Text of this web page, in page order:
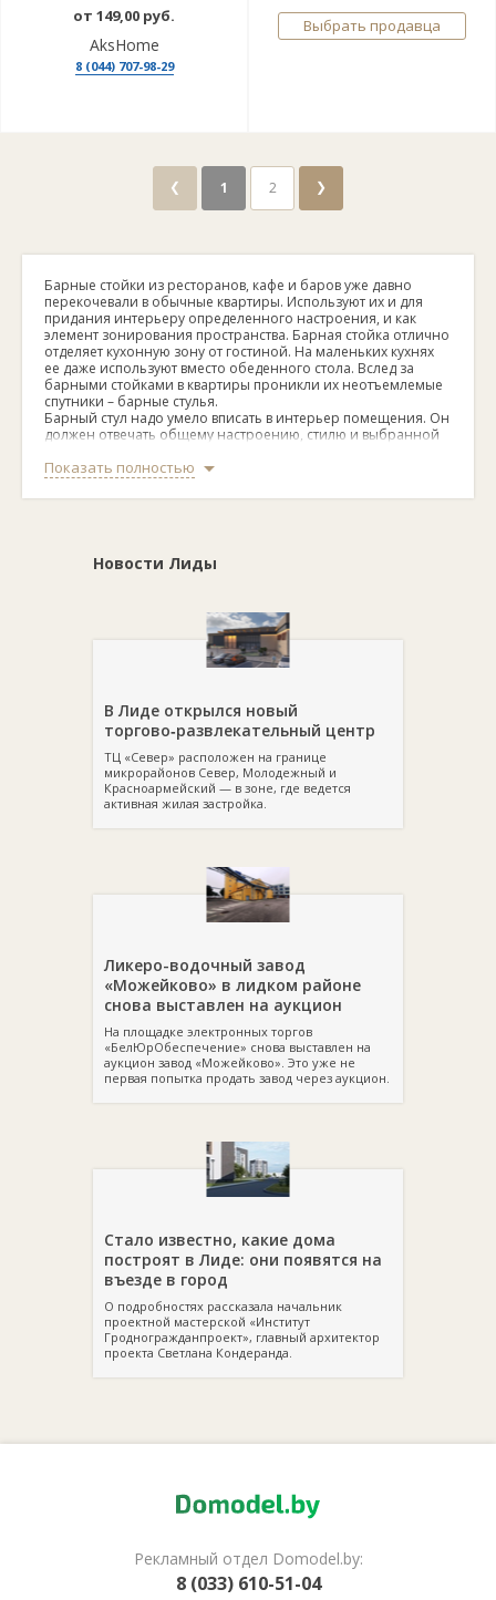
от 149,00 руб.
AksHome
8 (044) 707-98-29
Выбрать продавца
❮ 1 2 ❯
Барные стойки из ресторанов, кафе и баров уже давно
перекочевали в обычные квартиры. Используют их и для
придания интерьеру определенного настроения, и как
элемент зонирования пространства. Барная стойка отлично
отделяет кухонную зону от гостиной. На маленьких кухнях
ее даже используют вместо обеденного стола. Вслед за
барными стойками в квартиры проникли их неотъемлемые
спутники – барные стулья.
Барный стул надо умело вписать в интерьер помещения. Он
должен отвечать общему настроению, стилю и выбранной
в стиль хай-тек и минимализм впишутся лаконичные стулья с
хромированными деталями, а также изделия из пластика и
поликарбоната. В почете прозрачные изделия, а также
металла, в них еще обычно сидение может немного
классический стиль можно подчеркнуть деревянными
стульями натуральных оттенков. Обивка и наполнитель
приветствуются, как и наличие резьбы, патины,
в стиль прованс подойдут деревянные барные стулья,
выкрашенные в белый цвет. Тканевая обивка должна иметь
цветочный орнамент или быть однотонной. Можно
использовать плетеные стулья;
для кантри выбирайте деревянные стулья натурального
оттенка. Обивка может быть в крупную клетку или полоску;
модерн – это все яркое и смелое, так что можно взять стулья
контрастного оттенка и необычной формы;
скандинавский стиль – это простота и много света. Вот и
натуральных материалов.
Показать полностью
Новости Лиды
В Лиде открылся новый
торгово‑развлекательный центр
ТЦ «Север» расположен на границе
микрорайонов Север, Молодежный и
Красноармейский — в зоне, где ведется
активная жилая застройка.
Ликеро-водочный завод
«Можейково» в лидком районе
снова выставлен на аукцион
На площадке электронных торгов
«БелЮрОбеспечение» снова выставлен на
аукцион завод «Можейково». Это уже не
первая попытка продать завод через аукцион.
Стало известно, какие дома
построят в Лиде: они появятся на
въезде в город
О подробностях рассказала начальник
проектной мастерской «Институт
Гродногражданпроект», главный архитектор
проекта Светлана Кондеранда.
Рекламный отдел Domodel.by:
8 (033) 610-51-04